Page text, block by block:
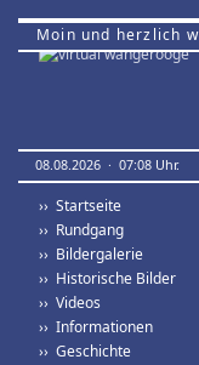
Moin und herzlich
08.08.2026 · 07:08 Uhr.
›› Startseite
›› Rundgang
›› Bildergalerie
›› Historische Bilder
›› Videos
›› Informationen
›› Geschichte